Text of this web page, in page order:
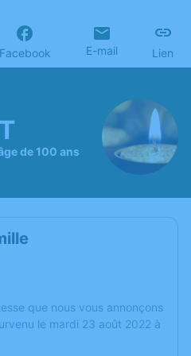
Facebook E-mail Lien
de 100 ans
que nous vous annonçons
le mardi 23 août 2022 à